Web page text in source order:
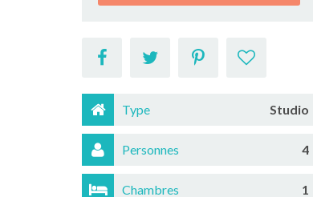
Type Studio
Personnes 4
Chambres 1